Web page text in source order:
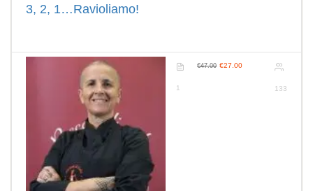
3, 2, 1…Ravioliamo!
1 133
€47.00 €27.00